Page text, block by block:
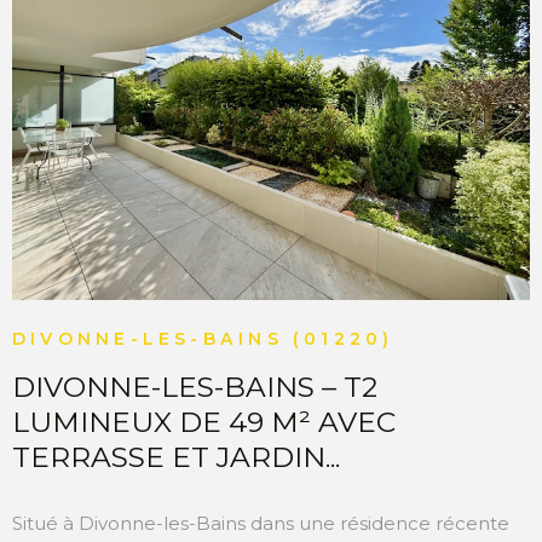
DIVONNE-LES-BAINS (01220)
DIVONNE-LES-BAINS – T2
LUMINEUX DE 49 M² AVEC
TERRASSE ET JARDIN...
Situé à Divonne-les-Bains dans une résidence récente
VOIR LE BIEN